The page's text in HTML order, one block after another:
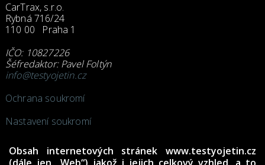
CarTrax, s.r.o.
Rybná 716/24
110 00 Praha 1
IČO: 10827226
Šéfredaktor: Pavel Foltýn
info@testyojetin.cz
Ochrana soukromí
Nastavení soukromí
Obsah internetových stránek www.testyojetin.cz